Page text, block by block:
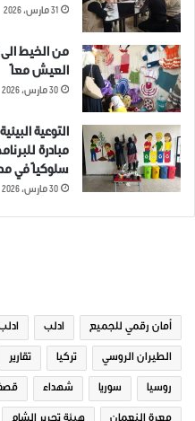
31 مارس، 2026
من الخيط
العيش معاً
30 مارس، 2026
التوعية
مبادرة
سلوكياً في
30 مارس، 2026
أمان رقمي للجميع ادلب
الطيران الروسي تركيا تقارير
روسيا سوريا شهداء